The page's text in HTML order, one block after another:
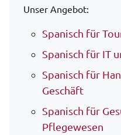
Unser Angebot:
Spanisch für
Spanisch für IT
Spanisch für
Geschäft
Spanisch für
Pflegewesen